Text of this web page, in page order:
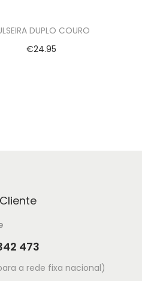
DUPLO COURO
€24.95
473
a rede fixa nacional)